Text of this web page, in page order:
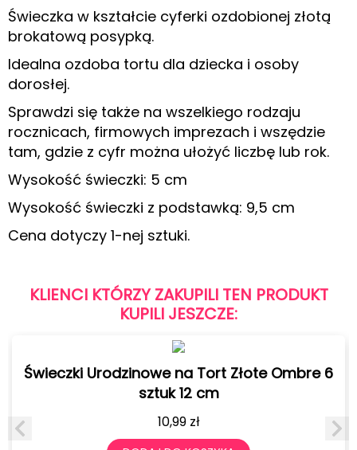
Świeczka w kształcie cyferki ozdobionej złotą
brokatową posypką.
Idealna ozdoba tortu dla dziecka i osoby
dorosłej.
Sprawdzi się także na wszelkiego rodzaju
rocznicach, firmowych imprezach i wszędzie
tam, gdzie z cyfr można ułożyć liczbę lub rok.
Wysokość świeczki: 5 cm
Wysokość świeczki z podstawką: 9,5 cm
Cena dotyczy 1-nej sztuki.
KLIENCI KTÓRZY ZAKUPILI TEN PRODUKT
KUPILI JESZCZE:
Świeczki Urodzinowe na Tort Złote Ombre 6
sztuk 12 cm
10,99 zł